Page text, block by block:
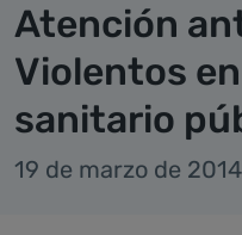
Atención
Violentos
sanitario
19 de marzo de 2014